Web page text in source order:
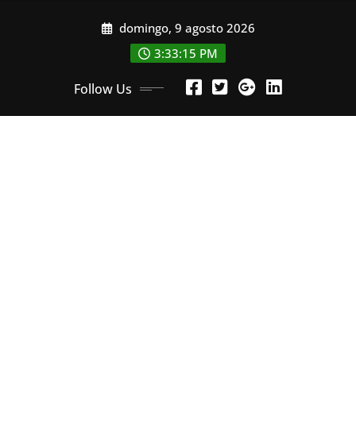
domingo, 9 agosto 2026
3:33:17 PM
Follow Us